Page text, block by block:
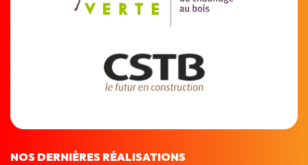
NOS DERNIÈRES RÉALISATIONS